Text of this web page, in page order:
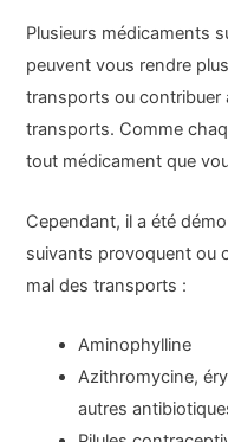
Plusieurs médicaments
peuvent vous rendre
transports ou contribuer
transports. Comme
tout médicament que
Cependant, il a été
suivants provoquent ou
mal des transports :
Aminophylline
Azithromycine,
autres